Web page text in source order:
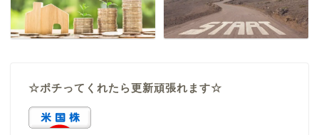
☆ポチってくれたら更新頑張れます☆